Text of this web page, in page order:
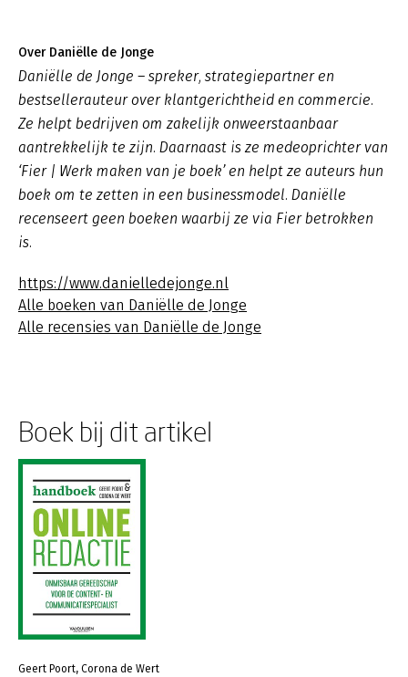
Over Daniëlle de Jonge
Daniëlle de Jonge – spreker, strategiepartner en
bestsellerauteur over klantgerichtheid en commercie.
Ze helpt bedrijven om zakelijk onweerstaanbaar
aantrekkelijk te zijn. Daarnaast is ze medeoprichter van
‘Fier | Werk maken van je boek’ en helpt ze auteurs hun
boek om te zetten in een businessmodel. Daniëlle
recenseert geen boeken waarbij ze via Fier betrokken
is.
https://www.danielledejonge.nl
Alle boeken van Daniëlle de Jonge
Alle recensies van Daniëlle de Jonge
Boek bij dit artikel
Geert Poort, Corona de Wert